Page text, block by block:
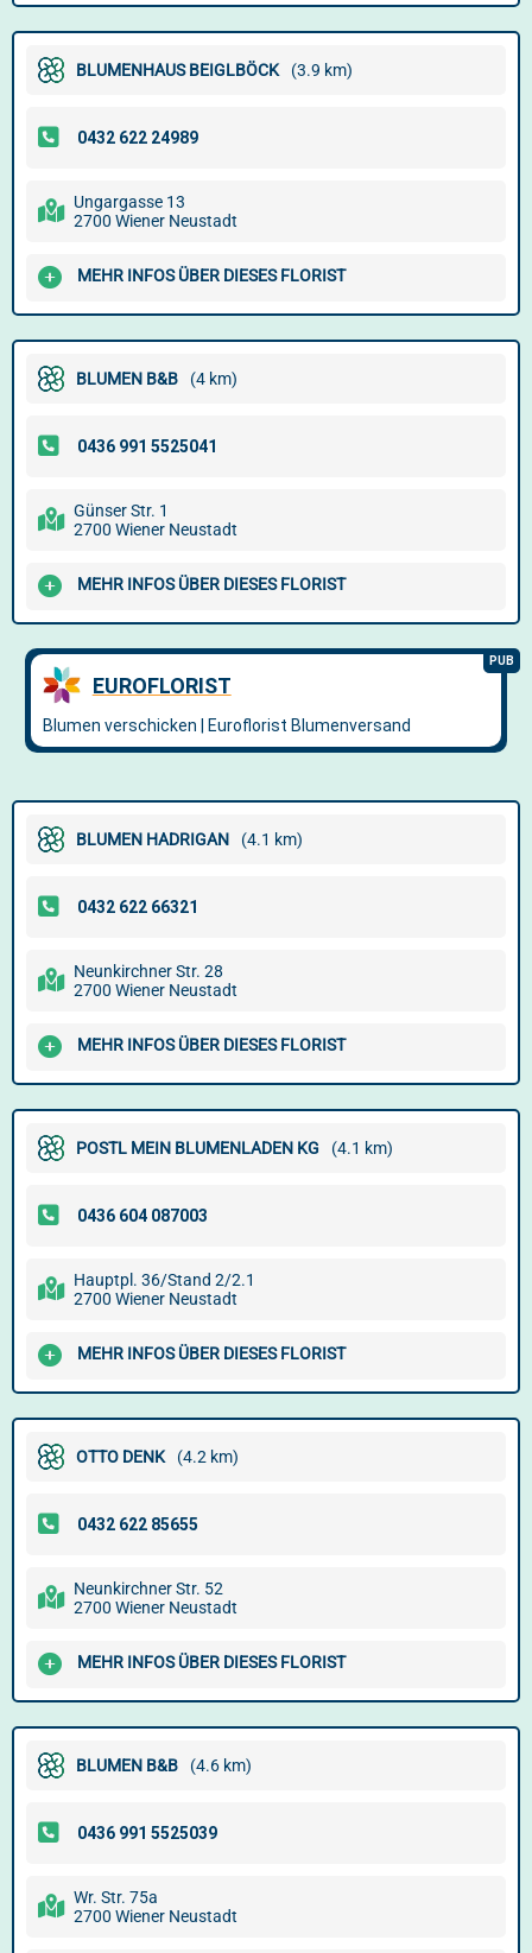
BLUMENHAUS BEIGLBÖCK (3.9 km)
Ungargasse 13
2700 Wiener Neustadt
MEHR INFOS ÜBER DIESES FLORIST
BLUMEN B&B (4 km)
Günser Str. 1
2700 Wiener Neustadt
MEHR INFOS ÜBER DIESES FLORIST
BLUMEN HADRIGAN (4.1 km)
Neunkirchner Str. 28
2700 Wiener Neustadt
MEHR INFOS ÜBER DIESES FLORIST
POSTL MEIN BLUMENLADEN KG (4.1 km)
Hauptpl. 36/Stand 2/2.1
2700 Wiener Neustadt
MEHR INFOS ÜBER DIESES FLORIST
OTTO DENK (4.2 km)
Neunkirchner Str. 52
2700 Wiener Neustadt
MEHR INFOS ÜBER DIESES FLORIST
BLUMEN B&B (4.6 km)
Wr. Str. 75a
2700 Wiener Neustadt